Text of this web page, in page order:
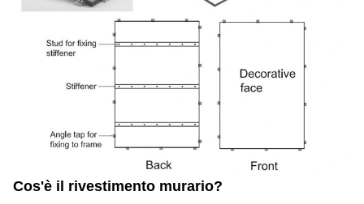
Cos'è il rivestimento murario?